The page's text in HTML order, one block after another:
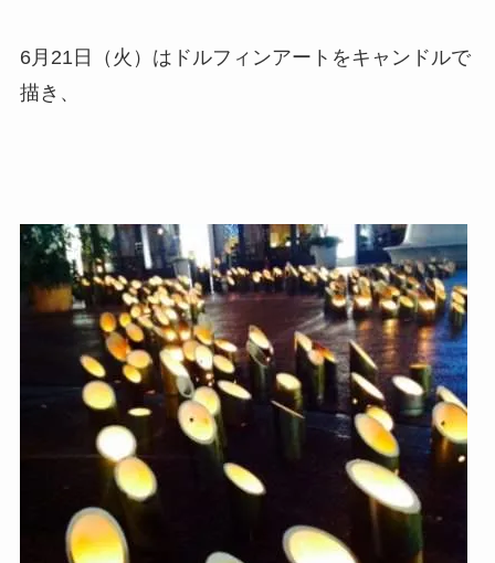
6月21日（火）はドルフィンアートをキャンドルで
描き、